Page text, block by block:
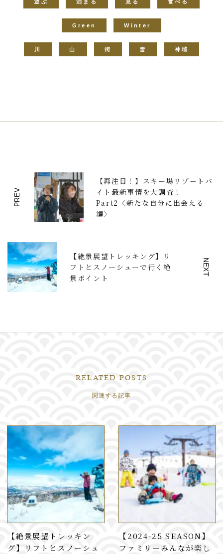
遊ぶ 泊まる 見る 食べる
Green Winter
川 山 街 雪 神域
PREV
【再注目！】スキー場リゾートバ
イト最新事情を大調査！
Part2〈新たな自分に出会える
編〉
【絶景展望トレッキング】リ
フトとスノーシューで行く絶
景ポイント
NEXT
RELATED POSTS
関連する記事
【絶景展望トレッキン
グ】リフトとスノーシュ
【2024-25 SEASON】
ファミリーみんなが楽し